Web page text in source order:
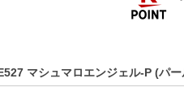
マシュマロエンジェル-P (パ